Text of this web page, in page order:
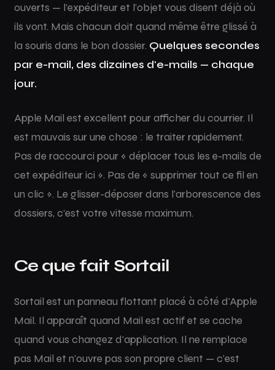
ouverts — l'expéditeur et l'objet vous disent déjà où
ils vont. Mais chacun doit quand même être glissé à
la souris dans le bon dossier. Quelques secondes
par e-mail, des dizaines d'e-mails — chaque
jour.
Apple Mail est excellent pour afficher du courrier. Il
est mauvais sur une chose : le traiter rapidement.
Pas de raccourci pour « déplacer tous les e-mails de
cet expéditeur ici ». Pas de « supprimer tout ce fil en
un clic ». Le glisser-déposer dans l'arborescence des
dossiers, c'est votre vitesse maximum.
Ce que fait Sortail
Sortail est un panneau flottant placé à côté d'Apple
Mail. Il apparaît quand Mail est actif et se cache
quand vous changez d'application. Il ne remplace
pas Mail et n'ouvre pas son propre client — c'est